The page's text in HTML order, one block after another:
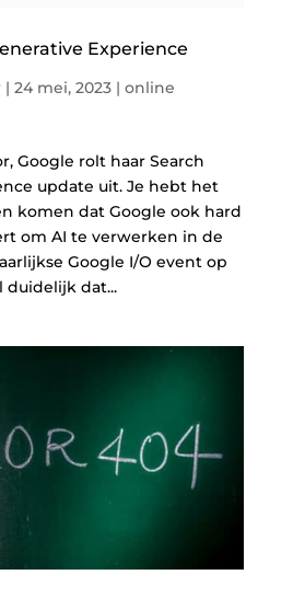
Experience
| 24 mei, 2023| online
Google rolt haar Search
update uit. Je hebt het
komen dat Google ook hard
om AI te verwerken in de
Google I/O event op
duidelijk dat...